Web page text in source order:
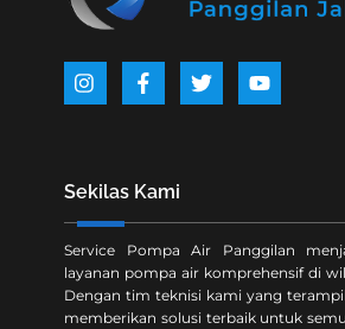
Icon
Icon
Icon
Icon
Sekilas Kami
Service Pompa Air Panggilan
layanan pompa air komprehensif di
Dengan tim teknisi kami yang
memberikan solusi terbaik untuk